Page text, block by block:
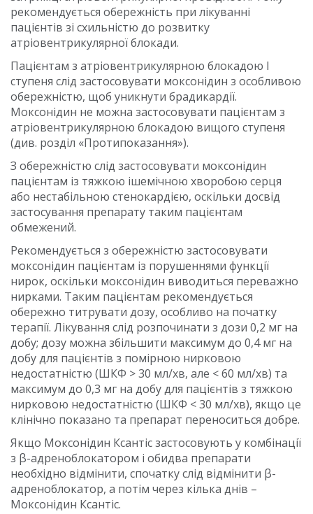
рекомендується обережність при лікуванні
пацієнтів зі схильністю до розвитку
атріовентрикулярної блокади.
Пацієнтам з атріовентрикулярною блокадою І
ступеня слід застосовувати моксонідин з особливою
обережністю, щоб уникнути брадикардії.
Моксонідин не можна застосовувати пацієнтам з
атріовентрикулярною блокадою вищого ступеня
(див. розділ «Протипоказання»).
З обережністю слід застосовувати моксонідин
пацієнтам із тяжкою ішемічною хворобою серця
або нестабільною стенокардією, оскільки досвід
застосування препарату таким пацієнтам
обмежений.
Рекомендується з обережністю застосовувати
моксонідин пацієнтам із порушеннями функції
нирок, оскільки моксонідин виводиться переважно
нирками. Таким пацієнтам рекомендується
обережно титрувати дозу, особливо на початку
терапії. Лікування слід розпочинати з дози 0,2 мг на
добу; дозу можна збільшити максимум до 0,4 мг на
добу для пацієнтів з помірною нирковою
недостатністю (ШКФ > 30 мл/хв, але < 60 мл/хв) та
максимум до 0,3 мг на добу для пацієнтів з тяжкою
нирковою недостатністю (ШКФ < 30 мл/хв), якщо це
клінічно показано та препарат переноситься добре.
Якщо Моксонідин Ксантіс застосовують у комбінації
з β-адреноблокатором і обидва препарати
необхідно відмінити, спочатку слід відмінити β-
адреноблокатор, а потім через кілька днів –
Моксонідин Ксантіс.